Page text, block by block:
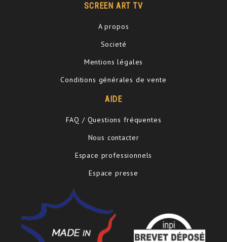
SCREEN ART TV
A propos
Societé
Mentions légales
Conditions générales de vente
AIDE
FAQ / Questions fréquentes
Nous contacter
Espace professionnels
Espace presse